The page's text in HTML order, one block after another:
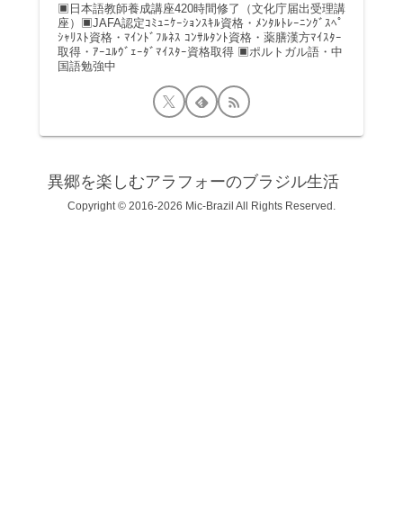
▣日本語教師養成講座420時間修了（文化庁届出受理講
座）▣JAFA認定ｺﾐｭﾆｹｰｼｮﾝｽｷﾙ資格・ﾒﾝﾀﾙﾄﾚｰﾆﾝｸﾞｽﾍﾟ
ｼｬﾘｽﾄ資格・ﾏｲﾝﾄﾞﾌﾙﾈｽ ｺﾝｻﾙﾀﾝﾄ資格・薬膳漢方ﾏｲｽﾀｰ
取得・ｱｰﾕﾙｳﾞｪｰﾀﾞﾏｲｽﾀｰ資格取得 ▣ポルトガル語・中
国語勉強中
異郷を楽しむアラフォーのブラジル生活
Copyright © 2016-2026 Mic-Brazil All Rights Reserved.